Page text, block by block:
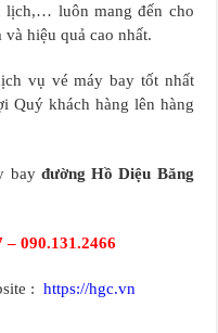
lịch,… luôn mang đến cho
hiệu quả cao nhất.
vụ vé máy bay tốt nhất
Quý khách hàng lên hàng
bay đường Hồ Diệu Băng
– 090.131.2466
: https://hgc.vn